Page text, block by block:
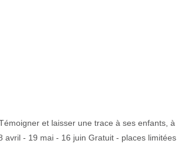
et laisser une trace à ses enfants, à
- 19 mai - 16 juin Gratuit - places limitées